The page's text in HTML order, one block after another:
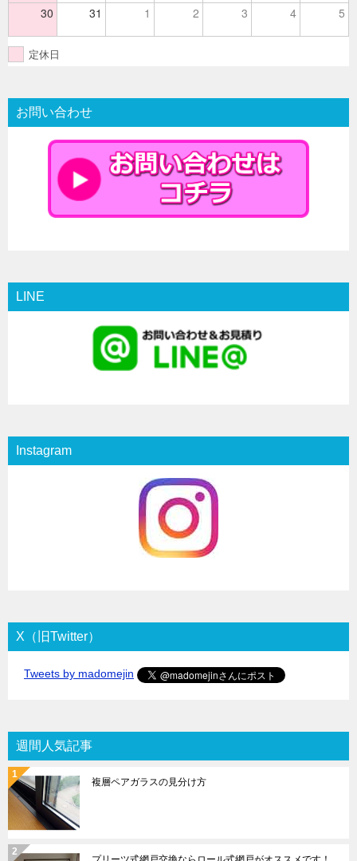
30 31 1 2 3 4 5
定休日
お問い合わせ
LINE
Instagram
X（旧Twitter）
Tweets by madomejin
週間人気記事
複層ペアガラスの見分け方